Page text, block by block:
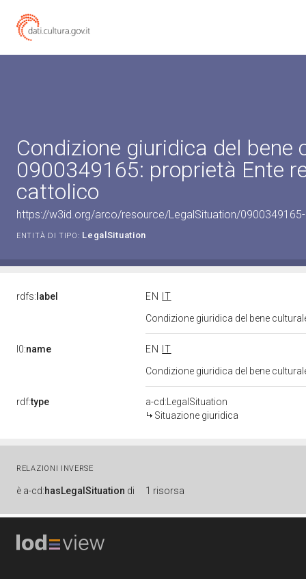
Condizione giuridica del bene
0900349165: proprietà Ente
cattolico
https://w3id.org/arco/resource/LegalSituation/
ENTITÀ DI TIPO: LegalSituation
rdfs: label EN
IT
Condizione giuridica del bene
l0:name EN
IT
Condizione giuridica del bene
rdf:type
a-cd:LegalSituation
Situazione giuridica
RELAZIONI INVERSE
è a-cd:hasLegalSituation di 1 risorsa